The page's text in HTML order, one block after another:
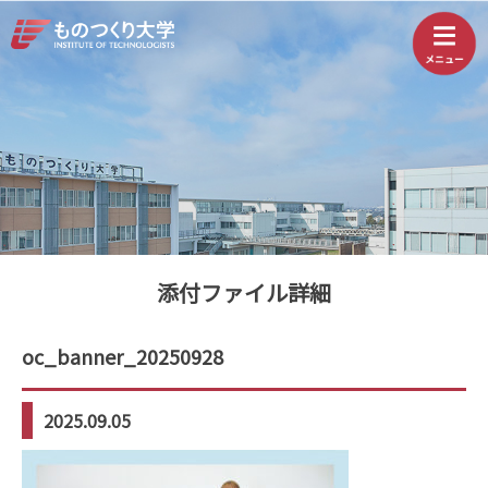
添付ファイル詳細
oc_banner_20250928
2025.09.05